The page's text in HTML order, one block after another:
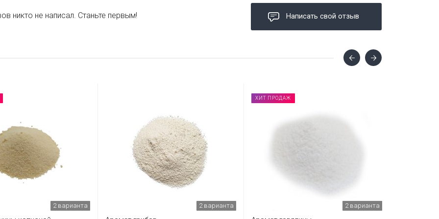
Написать свой отзыв
никто не написал. Станьте первым!
2 варианта 2 варианта
ХИТ ПРОДАЖ
2 варианта